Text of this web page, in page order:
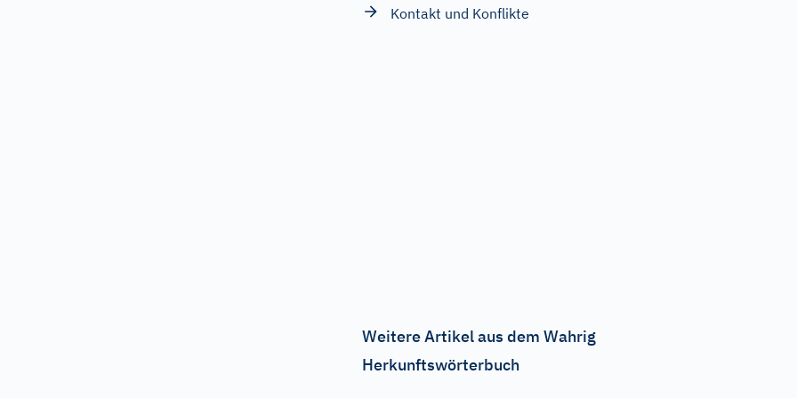
Kontakt und Konflikte
Weitere Artikel aus dem Wahrig
Herkunftswörterbuch